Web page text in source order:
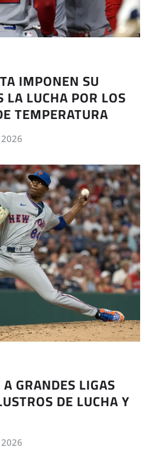
IMPONEN SU
LUCHA POR LOS
TEMPERATURA
GRANDES LIGAS
DE LUCHA Y